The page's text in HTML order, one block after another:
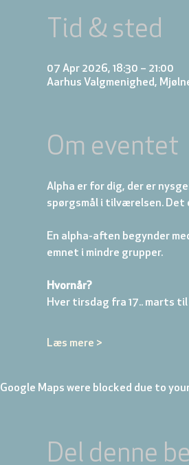
Tid & sted
07 Apr 2026, 18:30 – 21:00
Aarhus Valgmenighed,
Om eventet
Alpha er for dig, der er
spørgsmål i tilværelsen.
En alpha-aften begynder
emnet i mindre grupper.
Hvornår?
Hver tirsdag fra 17.. marts
Læs mere >
Google Maps were blocked due to
Del denne